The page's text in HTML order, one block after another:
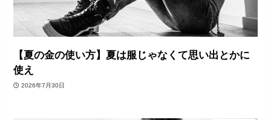
【夏の金の使い方】夏は服じゃなくて思い出とかに
使え
2026年7月30日